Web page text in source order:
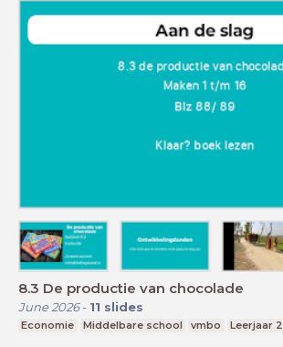
8.3 De productie van chocolade
June 2026- 11 slides
Economie Middelbare school vmbo Leerjaar 2